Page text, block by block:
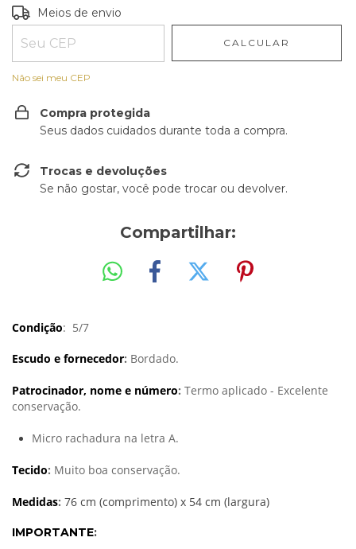
Entregas para o CEP:
Meios de envio
CALCULAR
Não sei meu CEP
Compra protegida
Seus dados cuidados durante toda a compra.
Trocas e devoluções
Se não gostar, você pode trocar ou devolver.
Compartilhar:
Condição: 5/7
Escudo e fornecedor: Bordado.
Patrocinador, nome e número: Termo aplicado - Excelente
conservação.
Micro rachadura na letra A.
Tecido: Muito boa conservação.
Medidas: 76 cm (comprimento) x 54 cm (largura)
IMPORTANTE: